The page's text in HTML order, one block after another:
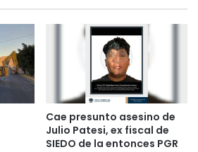
Cae presunto asesino de
Julio Patesi, ex fiscal de
SIEDO de la entonces PGR